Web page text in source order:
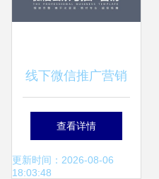
市场营销
线下微信推广营销
方案汇总 以
www.95511.cn网站
查看详情
更新时间：2026-08-06
18:03:48